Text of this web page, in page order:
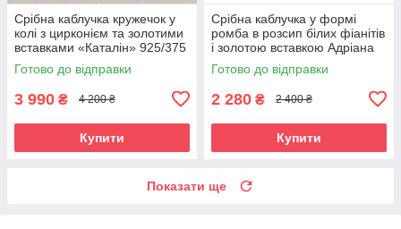
Срібна каблучка кружечок у
колі з цирконієм та золотими
вставками «Каталін» 925/375
Готово до відправки
3 990 ₴ 4 200 ₴
Купити
Срібна каблучка у формі
ромба в розсип білих фіанітів
і золотою вставкою Адріана
Готово до відправки
2 280 ₴ 2 400 ₴
Купити
Показати ще